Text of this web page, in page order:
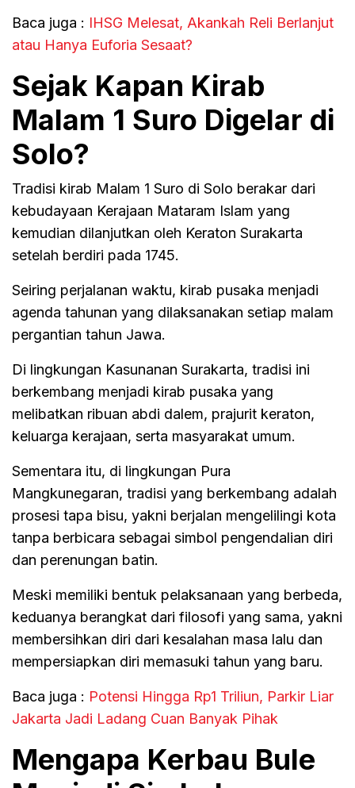
Baca juga : IHSG Melesat, Akankah Reli Berlanjut
atau Hanya Euforia Sesaat?
Sejak Kapan Kirab
Malam 1 Suro Digelar di
Solo?
Tradisi kirab Malam 1 Suro di Solo berakar dari
kebudayaan Kerajaan Mataram Islam yang
kemudian dilanjutkan oleh Keraton Surakarta
setelah berdiri pada 1745.
Seiring perjalanan waktu, kirab pusaka menjadi
agenda tahunan yang dilaksanakan setiap malam
pergantian tahun Jawa.
Di lingkungan Kasunanan Surakarta, tradisi ini
berkembang menjadi kirab pusaka yang
melibatkan ribuan abdi dalem, prajurit keraton,
keluarga kerajaan, serta masyarakat umum.
Sementara itu, di lingkungan Pura
Mangkunegaran, tradisi yang berkembang adalah
prosesi tapa bisu, yakni berjalan mengelilingi kota
tanpa berbicara sebagai simbol pengendalian diri
dan perenungan batin.
Meski memiliki bentuk pelaksanaan yang berbeda,
keduanya berangkat dari filosofi yang sama, yakni
membersihkan diri dari kesalahan masa lalu dan
mempersiapkan diri memasuki tahun yang baru.
Baca juga : Potensi Hingga Rp1 Triliun, Parkir Liar
Jakarta Jadi Ladang Cuan Banyak Pihak
Mengapa Kerbau Bule